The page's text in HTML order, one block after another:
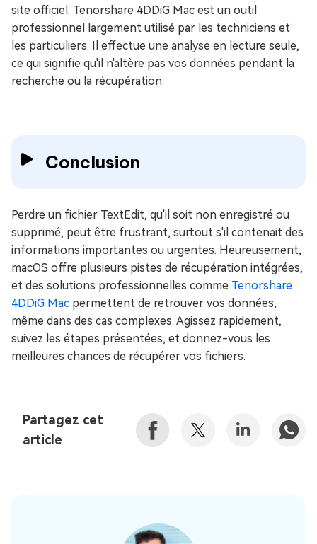
site officiel. Tenorshare 4DDiG Mac est un outil
professionnel largement utilisé par les techniciens et
les particuliers. Il effectue une analyse en lecture seule,
ce qui signifie qu'il n'altère pas vos données pendant la
recherche ou la récupération.
Conclusion
Perdre un fichier TextEdit, qu'il soit non enregistré ou
supprimé, peut être frustrant, surtout s'il contenait des
informations importantes ou urgentes. Heureusement,
macOS offre plusieurs pistes de récupération intégrées,
et des solutions professionnelles comme Tenorshare
4DDiG Mac permettent de retrouver vos données,
même dans des cas complexes. Agissez rapidement,
suivez les étapes présentées, et donnez-vous les
meilleures chances de récupérer vos fichiers.
Partagez cet
article